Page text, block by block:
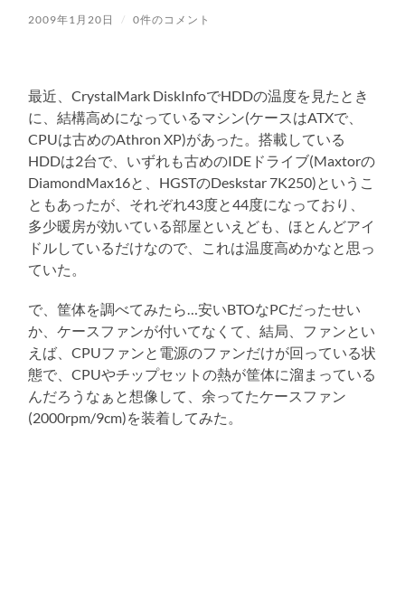
ュ
替
え
る
る
2009年1月20日 / 0件のコメント
最近、CrystalMark DiskInfoでHDDの温度を見たとき
に、結構高めになっているマシン(ケースはATXで、
CPUは古めのAthron XP)があった。搭載している
HDDは2台で、いずれも古めのIDEドライブ(Maxtorの
DiamondMax16と、HGSTのDeskstar 7K250)というこ
ともあったが、それぞれ43度と44度になっており、
多少暖房が効いている部屋といえども、ほとんどアイ
ドルしているだけなので、これは温度高めかなと思っ
ていた。
で、筐体を調べてみたら…安いBTOなPCだったせい
か、ケースファンが付いてなくて、結局、ファンとい
えば、CPUファンと電源のファンだけが回っている状
態で、CPUやチップセットの熱が筐体に溜まっている
んだろうなぁと想像して、余ってたケースファン
(2000rpm/9cm)を装着してみた。